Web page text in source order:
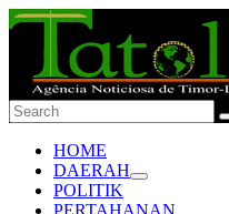
HOME
DAERAH
POLITIK
PERTAHANAN